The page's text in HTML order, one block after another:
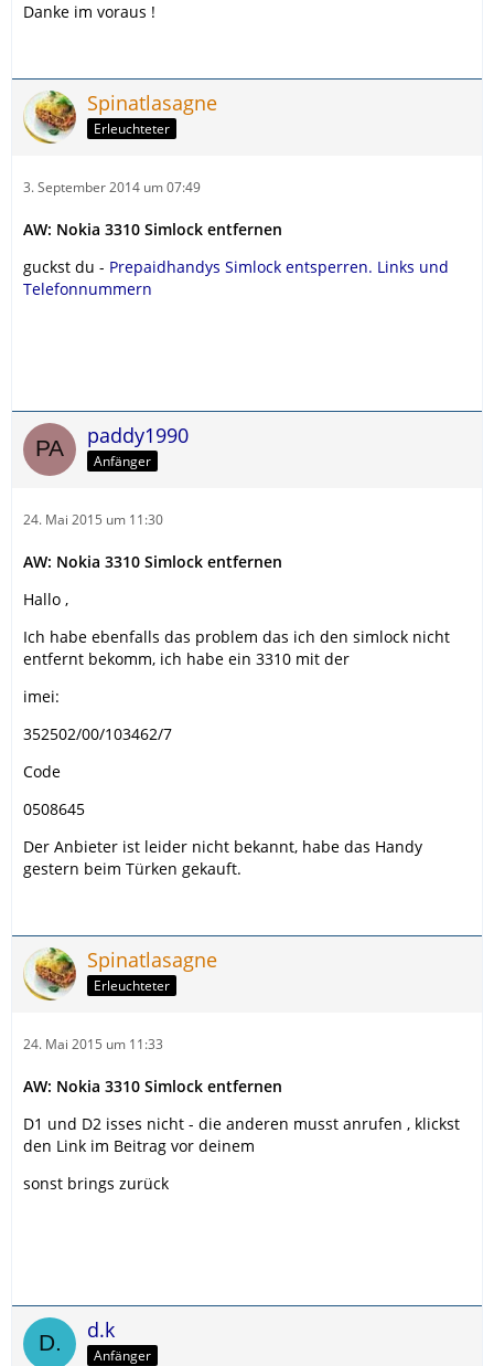
Danke im voraus !
Spinatlasagne
Erleuchteter
3. September 2014 um 07:49
AW: Nokia 3310 Simlock entfernen
guckst du - Prepaidhandys Simlock entsperren. Links und
Telefonnummern
paddy1990
Anfänger
24. Mai 2015 um 11:30
AW: Nokia 3310 Simlock entfernen
Hallo ,
Ich habe ebenfalls das problem das ich den simlock nicht
entfernt bekomm, ich habe ein 3310 mit der
imei:
352502/00/103462/7
Code
0508645
Der Anbieter ist leider nicht bekannt, habe das Handy
gestern beim Türken gekauft.
Spinatlasagne
Erleuchteter
24. Mai 2015 um 11:33
AW: Nokia 3310 Simlock entfernen
D1 und D2 isses nicht - die anderen musst anrufen , klickst
den Link im Beitrag vor deinem
sonst brings zurück
d.k
Anfänger